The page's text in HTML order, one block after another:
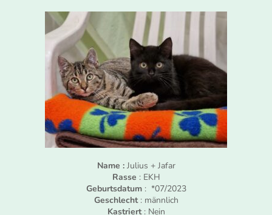
Name :Julius + Jafar
Rasse : EKH
Geburtsdatum: *07/2023
Geschlecht: männlich
Kastriert: Nein